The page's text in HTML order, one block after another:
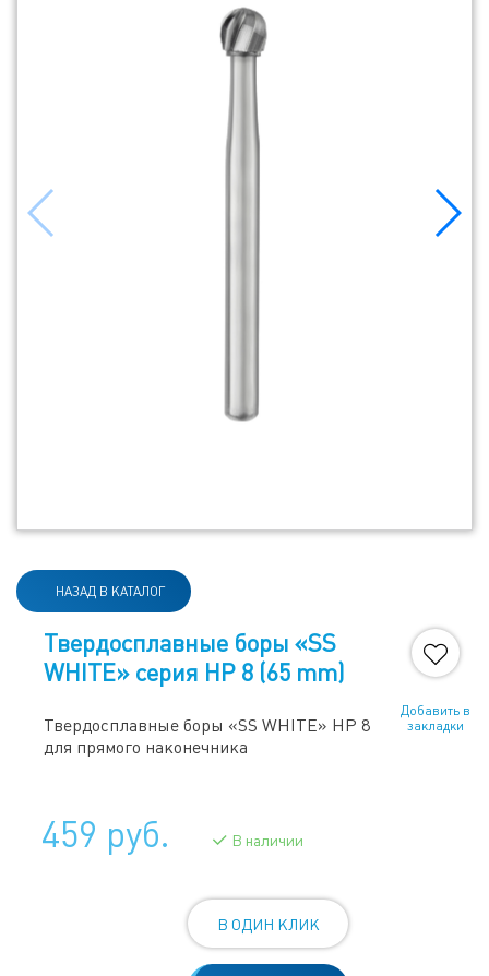
НАЗАД В КАТАЛОГ
Твердосплавные боры «SS
WHITE» серия HP 8 (65 mm)
Твердосплавные боры «SS WHITE» HP 8
для прямого наконечника
Добавить в
закладки
459 руб. В наличии
В ОДИН КЛИК